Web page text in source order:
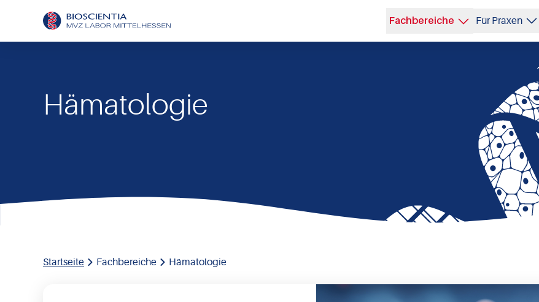
Fachbereiche Für Praxen
Hämatologie
Startseite Fachbereiche Hämatologie